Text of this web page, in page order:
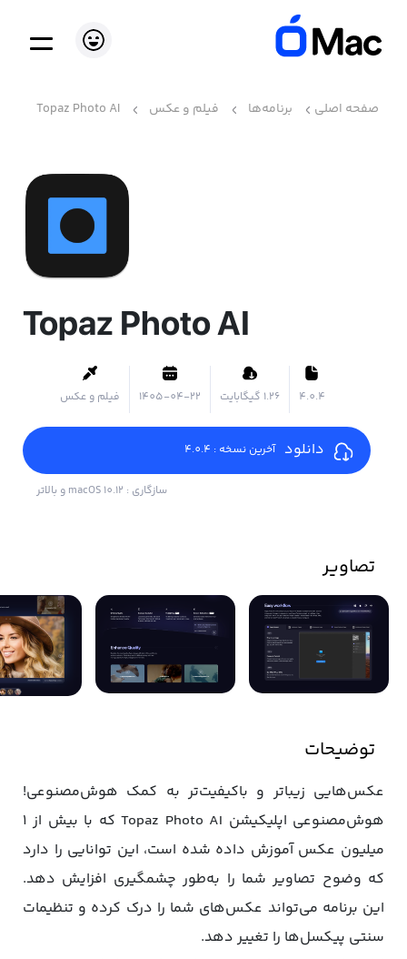
صفحه اصلی برنامه‌ها فیلم و عکس Topaz Photo AI
Topaz Photo AI
4.0.4 ۱.۲۶ گیگابایت 1405-04-22 فیلم و عکس
دانلود آخرین نسخه : 4.0.4
سازگاری : macOS 10.12 و بالاتر
تصاویر
توضیحات
عکس‌هایی زیباتر و باکیفیت‌تر به کمک هوش‌مصنوعی!
هوش‌مصنوعی اپلیکیشن Topaz Photo AI که با بیش از ۱
میلیون عکس آموزش داده‌ شده است، این توانایی را دارد
که وضوح تصاویر شما را به‌طور چشمگیری افزایش دهد.
این برنامه می‌تواند عکس‌های شما را درک کرده و تنظیمات
سنتی پیکسل‌ها را تغییر دهد.